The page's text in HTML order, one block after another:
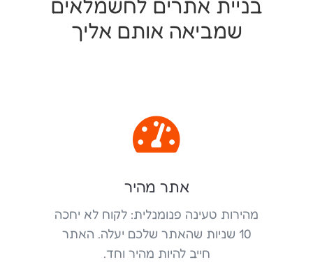
בניית אתרים לחשמלאים
שמביאה אותם אליך

אתר מהיר
מהירות טעינה פנומנלית: לקוח לא יחכה
10 שניות שהאתר שלכם יעלה. האתר
חייב להיות מהיר וחד.